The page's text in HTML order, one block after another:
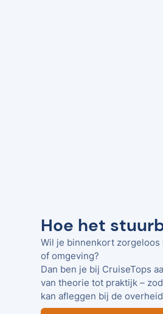
Hoe het
Wil je binnenkort
of omgeving?
Dan ben je bij CruiseTops
van theorie tot praktijk –
kan afleggen bij de